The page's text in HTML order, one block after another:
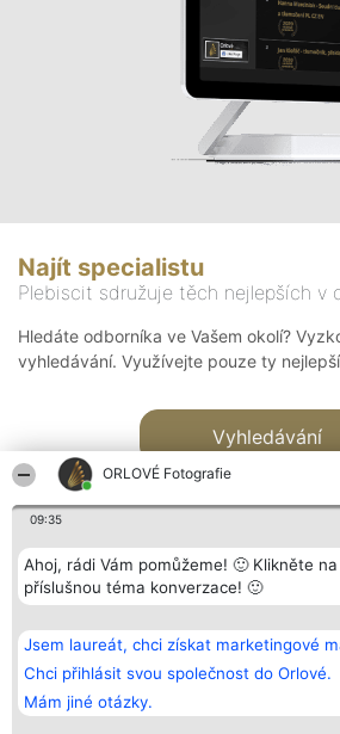
ORLOVÉ Fotografie
09:35
Ahoj, rádi Vám pomůžeme! 🙂 Klikněte na
příslušnou téma konverzace! 🙂
Jsem laureát, chci získat marketingové
Chci přihlásit svou společnost do Orlové.
Mám jiné otázky.
Najít specialistu
Plebiscit sdružuje těch nejlepších v
Hledáte odborníka ve Vašem okolí?
vyhledávání. Využívejte pouze ty
Vyhledávání
Bright Side Solutions sp. z o.
o. sp. k.
ul. Ruska 22
Wrocław 50-079
KRS 0000749100 | Regon
381313360 | NIP 8943132676
Vítězové
Seznam všech
laureátů
Zásady
Zásady